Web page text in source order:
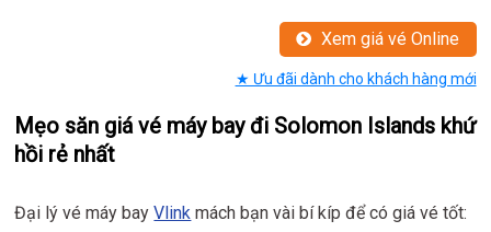
Xem giá vé Online
★ Ưu đãi dành cho khách hàng mới
Mẹo săn giá vé máy bay đi Solomon Islands khứ
hồi rẻ nhất
Đại lý vé máy bayVlink mách bạn vài bí kíp để có giá vé tốt: